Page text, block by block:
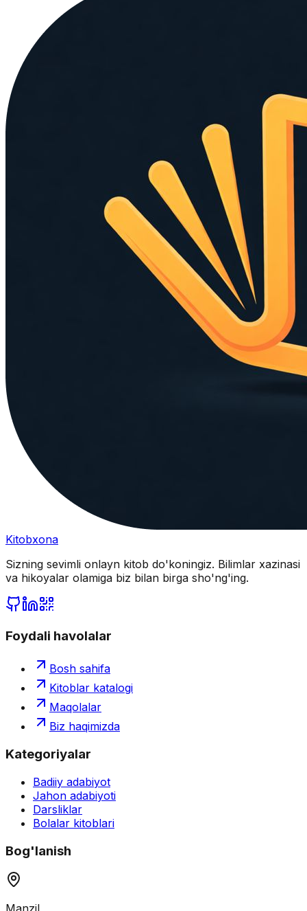
Kitobxona
Sizning sevimli onlayn kitob do'koningiz. Bilimlar xazinasi
va hikoyalar olamiga biz bilan birga sho'ng'ing.
Foydali havolalar
Bosh sahifa
Kitoblar katalogi
Maqolalar
Biz haqimizda
Kategoriyalar
Badiiy adabiyot
Jahon adabiyoti
Darsliklar
Bolalar kitoblari
Bog'lanish